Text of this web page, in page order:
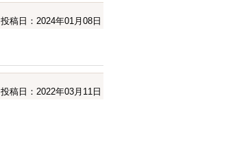
投稿日：2024年01月08日
投稿日：2022年03月11日